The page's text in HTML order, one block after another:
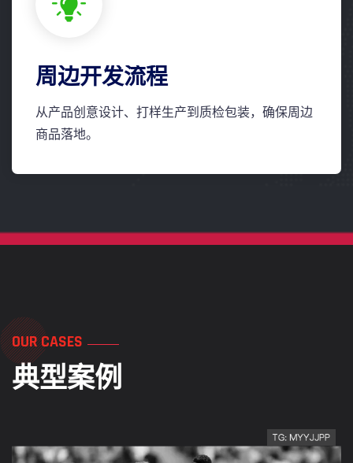
周边开发流程
从产品创意设计、打样生产到质检包装，确保周边
商品落地。
OUR CASES
典型案例